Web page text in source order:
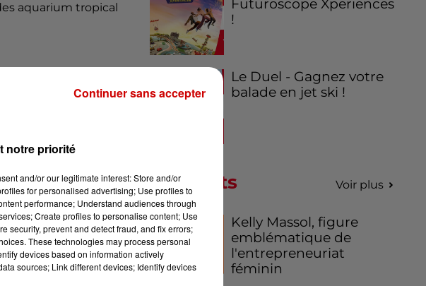
aquarium tropical
construit
cinq fois plus
Futuroscope Xperiences
!
Le Duel - Gagnez votre
balade en jet ski !
Podcasts Voir plus
Kelly Massol, figure
emblématique de
l'entrepreneuriat
féminin
notre priorité
and/or our legitimate interest: Store and/or
for personalised advertising; Use profiles to
performance; Understand audiences through
Create profiles to personalise content; Use
security, prevent and detect fraud, and fix errors;
These technologies may process personal
devices based on information actively
sources; Link different devices; Identify devices
Continuer sans accepter